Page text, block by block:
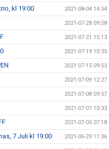
kl 19:00 2021-08-04 14:54
2021-07-28 09:58
2021-07-21 15:13
2021-07-19 10:35
2021-07-15 09:53
2021-07-09 12:27
2021-07-08 09:57
2021-07-07 10:33
2021-07-05 07:18
7 Juli kl 19:00 2021-06-29 11:36